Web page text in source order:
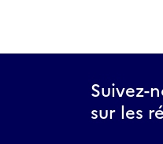
pas
en
août
2026
Suivez-
sur les